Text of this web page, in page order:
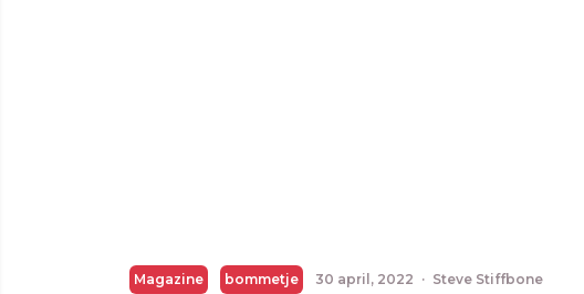
Magazine bommetje 30 april, 2022 · Steve Stiffbone